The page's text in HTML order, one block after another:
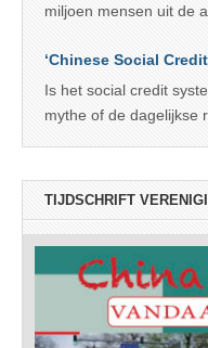
miljoen mensen uit de
‘Chinese Social
Is het social credit
mythe of de dagelijkse
TIJDSCHRIFT